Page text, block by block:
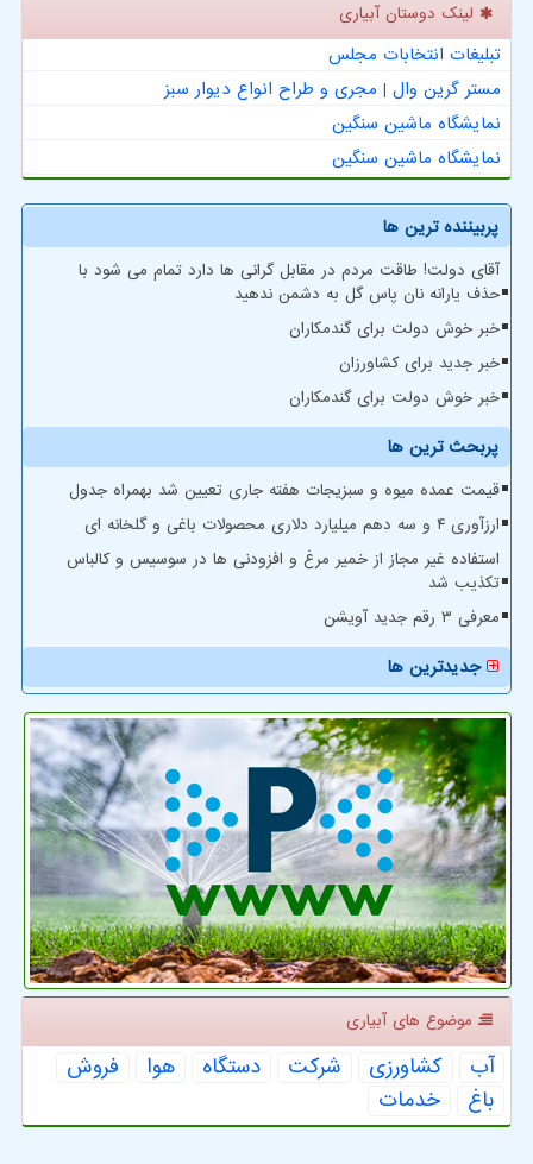
لینک دوستان آبیاری
تبلیغات انتخابات مجلس
مستر گرین وال | مجری و طراح انواع دیوار سبز
نمایشگاه ماشین سنگین
نمایشگاه ماشین سنگین
پربیننده ترین ها
آقای دولت! طاقت مردم در مقابل گرانی ها دارد تمام می شود با
حذف یارانه نان پاس گل به دشمن ندهید
خبر خوش دولت برای گندمکاران
خبر جدید برای کشاورزان
خبر خوش دولت برای گندمکاران
پربحث ترین ها
قیمت عمده میوه و سبزیجات هفته جاری تعیین شد بهمراه جدول
ارزآوری ۴ و سه دهم میلیارد دلاری محصولات باغی و گلخانه ای
استفاده غیر مجاز از خمیر مرغ و افزودنی ها در سوسیس و کالباس
تکذیب شد
معرفی ۳ رقم جدید آویشن
جدیدترین ها
موضوع های آبیاری
آب كشاورزی شركت دستگاه هوا
فروش
باغ
خدمات